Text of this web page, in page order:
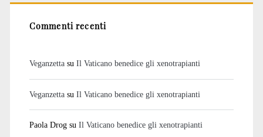
Commenti recenti
Veganzettasu Il Vaticano benedice gli xenotrapianti
Veganzettasu Il Vaticano benedice gli xenotrapianti
Paola Drogsu Il Vaticano benedice gli xenotrapianti